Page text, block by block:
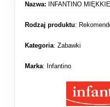
Nazwa: INFANTINO
Rodzaj produktu:
Kategoria: Zabawki
Marka: Infantino